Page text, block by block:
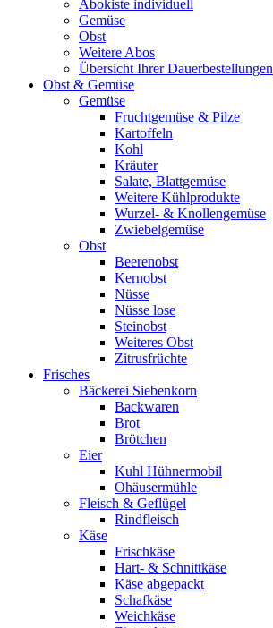
Abokiste individuell
Gemüse
Obst
Weitere Abos
Übersicht Ihrer Dauerbestellungen
Obst & Gemüse
Gemüse
Fruchtgemüse & Pilze
Kartoffeln
Kohl
Kräuter
Salate, Blattgemüse
Weitere Kühlprodukte
Wurzel- & Knollengemüse
Zwiebelgemüse
Obst
Beerenobst
Kernobst
Nüsse
Nüsse lose
Steinobst
Weiteres Obst
Zitrusfrüchte
Frisches
Bäckerei Siebenkorn
Backwaren
Brot
Brötchen
Eier
Kuhl Hühnermobil
Ohäusermühle
Fleisch & Geflügel
Rindfleisch
Käse
Frischkäse
Hart- & Schnittkäse
Käse abgepackt
Schafkäse
Weichkäse